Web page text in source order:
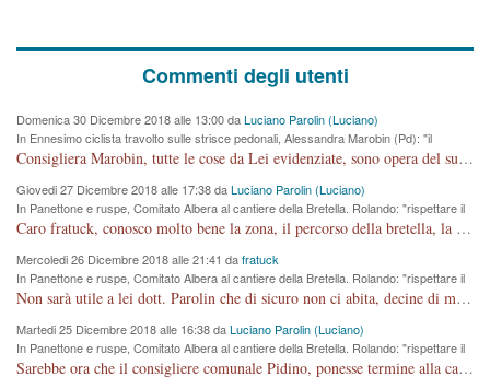
Commenti degli utenti
Domenica 30 Dicembre 2018 alle 13:00 daLuciano Parolin (Luciano)
In Ennesimo ciclista travolto sulle strisce pedonali, Alessandra Marobin (Pd): "il
Comune si svegli"
Consigliera Marobin, tutte le cose da Lei evidenziate, sono opera del suo ex Assessore e compagno di Partito Antonio Marco Dalla Pozza Assessore alla "progettazione" di piste ciclabili e altre porcherie. A lui manderei il conto da saldare per incidenti e danni alle persone. E' ora che "finiamola." Avete perso rassegnatevi. qui IL SINDACO RUCCO NON C'ENTRA PER NIENTE. CAPITO!!!!!!!! Amen.
Giovedi 27 Dicembre 2018 alle 17:38 daLuciano Parolin (Luciano)
In Panettone e ruspe, Comitato Albera al cantiere della Bretella. Rolando: "rispettare il
cronoprogramma"
Caro fratuck, conosco molto bene la zona, il percorso della bretella, la situazione dei cittadini, abito in Viale Trento. A partire dal 2003 ho partecipato al Comitato di Maddalene pro bretella, e a riunioni propositive per apportare modifiche al progetto. Numerose mie foto del territorio sono arrivate a Roma, altri miei interventi (non graditi dalla Sx) sono stati pubblicati dal GdV, assieme ad altri come Ciro Asproso, ora favorevole alla bretella. Ho partecipato alla raccolta firme per la chiusura della strada x 5 giorni eseguita dal Sindaco Hullwech per sforamento 180 Micro/g. Pertanto come impegno per la tematica sono apposto con la coscienza. Ora il Progetto è partito, fine! Voglio dire che la nuova Giunta "comunale" non c'entra più. L'opera sarà "malauguratamente" eseguita, ma non con il mio placet. Il Consigliere Comunale dovrebbe capire che la campagna elettorale è finita, con buona pace di tutti. Quello che invece dovrebbe interessare è la proprietà della strada, dall'uscita autostradale Ovest, sino alla Rotatoria dell'Albara, vi sono tre possessori: Autostrade SpA; La Provincia, il Comune. Come la mettiamo per il futuro ? I costi, da 50 sono saliti a 100 milioni di € come dire 20 milioni a KM (!) da non credere. Comunque si farà. Ma nessuno canti Vittoria, anzi meglio non farne un ulteriore fatto "partitico" per questioni elettorali o di seggio. Se mi manda la sua mail, sono disponibile ad inviare i documenti e le foto sopra descritte. Con ossequi, Luciano Parolin
Mercoledi 26 Dicembre 2018 alle 21:41 dafratuck
In Panettone e ruspe, Comitato Albera al cantiere della Bretella. Rolando: "rispettare il
cronoprogramma"
Non sarà utile a lei dott. Parolin che di sicuro non ci abita, decine di migliaia di TIR, automobili e padroncini che passano quotidianamente per una strada appena rotabile, non è più possibile stendere i panni, attraversare la strada senza rischiare la morte, le case stanno crepando, i tempi sono cambiati e la bretella non passerà assolutamente per maddalene (ma cosa sta a dire?!), dia invece responsabilità a chi ha costruito tagliando la strada che doveva invece terminare a isola vicentina e non al moracchino lasciando Motta di Costabissara ancora in panne di traffico. I tempi sono cambiati dottore e se l'anagrafe della vita stagna nell'essere umano impressioni conservatrici, la società non le considera perchè va avanti, si industrializza e ha bisogno di infrastrutture e di sviluppo. Ultima considerazione, se è geloso di Rolando perchè vede in lui solo campagne politiche mentre si difendono i SOLI diritti dei cittadini, la preghiamo faccia considerazioni più appropriate. Saluti e complimenti per i suoi scritti.
Martedi 25 Dicembre 2018 alle 16:38 daLuciano Parolin (Luciano)
In Panettone e ruspe, Comitato Albera al cantiere della Bretella. Rolando: "rispettare il
cronoprogramma"
Sarebbe ora che il consigliere comunale Pidino, ponesse termine alla campagna elettorale nel territorio del suo seggio Villaggio del Sole. La tiraca è iniziata, distruggerà 6 km di prateria ovest della città, ricca di fonti e sorgenti d'acqua. I cittadini di Maddalene non avranno più Pace la notte. Molta colpa per la costruzione di questa Strada è proprio del signor Rolando,dei suoi gazebo mobili e che vuol far passare questa opera VANDALICA come progetto "utile" a chi ? Non è cosa seria sig. Rolando!